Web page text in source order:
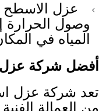
عزل الاسطح
وصول الحرارة
المياه في
أفضل شركة
تعد شركة عزل
من العمالة